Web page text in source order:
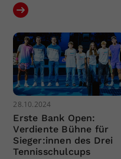
28.10.2024
Erste Bank Open:
Verdiente Bühne für
Sieger:innen des Drei
Tennisschulcups